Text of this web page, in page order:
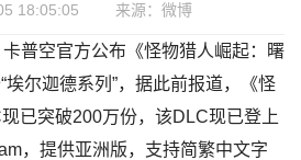
18:05:05 来源：微博
普空官方公布《怪物猎人崛起：曙
埃尔迦德系列”，据此前报道，《怪
已突破200万份，该DLC现已登上
，提供亚洲版，支持简繁中文字